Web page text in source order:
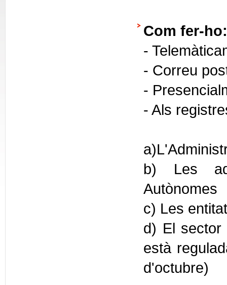
Com fer-ho:
-
- Correu
-
- Als
b) Les
Autònomes
c) Les
d) El sector
està
d'octubre)